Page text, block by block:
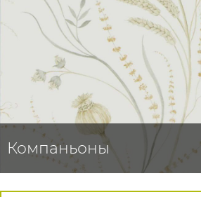
Компаньоны